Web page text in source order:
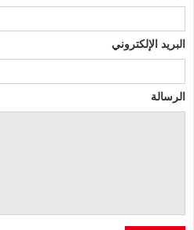
البريد الإلكتروني
الرسالة